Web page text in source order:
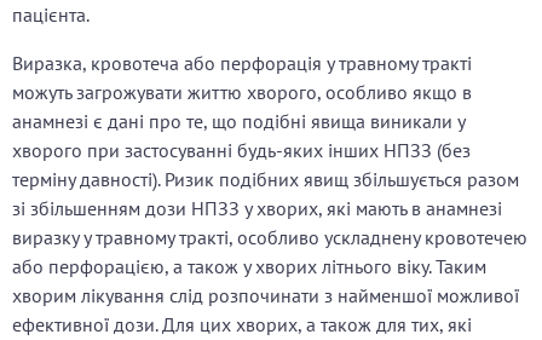
пацієнта.
Виразка, кровотеча або перфорація у травному тракті
можуть загрожувати життю хворого, особливо якщо в
анамнезі є дані про те, що подібні явища виникали у
хворого при застосуванні будь-яких інших НПЗЗ (без
терміну давності). Ризик подібних явищ збільшується разом
зі збільшенням дози НПЗЗ у хворих, які мають в анамнезі
виразку у травному тракті, особливо ускладнену кровотечею
або перфорацією, а також у хворих літнього віку. Таким
хворим лікування слід розпочинати з найменшої можливої
ефективної дози. Для цих хворих, а також для тих, які